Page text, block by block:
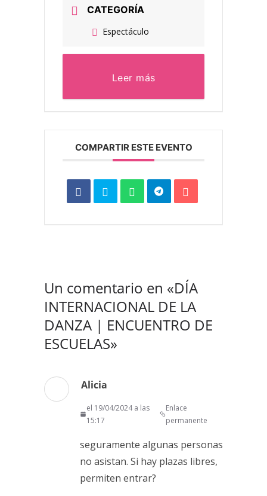
CATEGORÍA
Espectáculo
Leer más
COMPARTIR ESTE EVENTO
Un comentario en «DÍA
INTERNACIONAL DE LA
DANZA | ENCUENTRO DE
ESCUELAS»
Alicia
el 19/04/2024 a las
15:17
Enlace
permanente
seguramente algunas personas
no asistan. Si hay plazas libres,
permiten entrar?